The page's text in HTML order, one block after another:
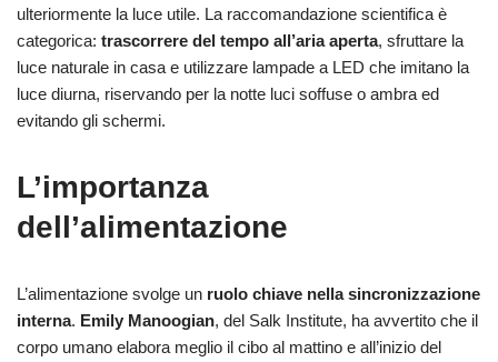
ulteriormente la luce utile. La raccomandazione scientifica è
categorica: trascorrere del tempo all’aria aperta, sfruttare la
luce naturale in casa e utilizzare lampade a LED che imitano la
luce diurna, riservando per la notte luci soffuse o ambra ed
evitando gli schermi.
L’importanza
dell’alimentazione
L’alimentazione svolge un ruolo chiave nella sincronizzazione
interna. Emily Manoogian, del Salk Institute, ha avvertito che il
corpo umano elabora meglio il cibo al mattino e all’inizio del